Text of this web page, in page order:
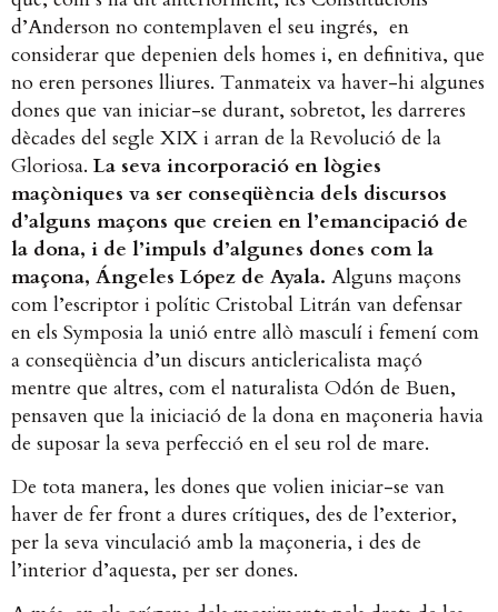
d’Anderson no contemplaven el seu ingrés, en
considerar que depenien dels homes i, en definitiva, que
no eren persones lliures. Tanmateix va haver-hi algunes
dones que van iniciar-se durant, sobretot, les darreres
dècades del segle XIX i arran de la Revolució de la
Gloriosa. La seva incorporació en lògies
maçòniques va ser conseqüència dels discursos
d’alguns maçons que creien en l’emancipació de
la dona, i de l’impuls d’algunes dones com la
maçona, Ángeles López de Ayala. Alguns maçons
com l’escriptor i polític Cristobal Litrán van defensar
en els Symposia la unió entre allò masculí i femení com
a conseqüència d’un discurs anticlericalista maçó
mentre que altres, com el naturalista Odón de Buen,
pensaven que la iniciació de la dona en maçoneria havia
de suposar la seva perfecció en el seu rol de mare.
De tota manera, les dones que volien iniciar-se van
haver de fer front a dures crítiques, des de l’exterior,
per la seva vinculació amb la maçoneria, i des de
l’interior d’aquesta, per ser dones.